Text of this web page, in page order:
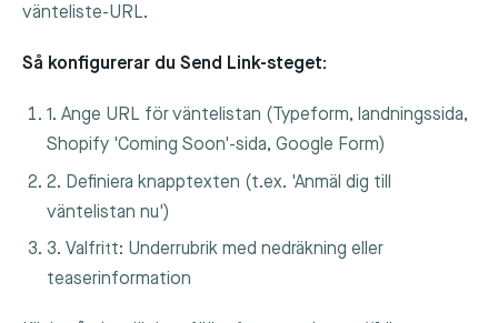
vänteliste-URL.
Så konfigurerar du Send Link-steget:
1. Ange URL för väntelistan (Typeform, landningssida,
Shopify 'Coming Soon'-sida, Google Form)
2. Definiera knapptexten (t.ex. 'Anmäl dig till
väntelistan nu')
3. Valfritt: Underrubrik med nedräkning eller
teaserinformation